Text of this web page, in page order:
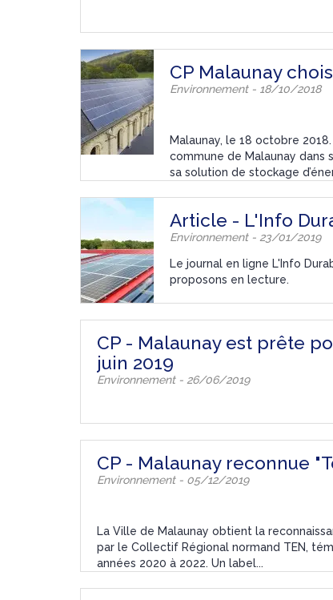
CP Malaunay
Environnement - 18/10/2018
Malaunay, le 18 octobre
commune de Malaunay dans
sa solution de stockage
Article - L'Info
Environnement - 23/01/2019
Le journal en ligne L'Info
proposons en lecture.
CP - Malaunay est prête
juin 2019
Environnement - 26/06/2019
CP - Malaunay reconnue
Environnement - 05/12/2019
La Ville de Malaunay obtient la
par le Collectif Régional normand TEN,
années 2020 à 2022. Un label...